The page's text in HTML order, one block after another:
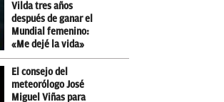
Vilda tres años
después de ganar el
Mundial femenino:
«Me dejé la vida»
El consejo del
meteorólogo José
Miguel Viñas para